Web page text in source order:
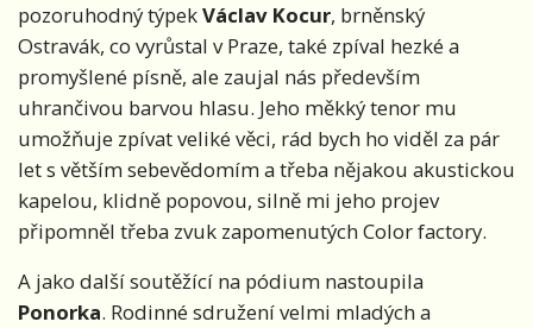
pozoruhodný týpekVáclav Kocur, brněnský
Ostravák, co vyrůstal v Praze, také zpíval hezké a
promyšlené písně, ale zaujal nás především
uhrančivou barvou hlasu. Jeho měkký tenor mu
umožňuje zpívat veliké věci, rád bych ho viděl za pár
let s větším sebevědomím a třeba nějakou akustickou
kapelou, klidně popovou, silně mi jeho projev
připomněl třeba zvuk zapomenutých Color factory.
A jako další soutěžící na pódium nastoupila
Ponorka. Rodinné sdružení velmi mladých a